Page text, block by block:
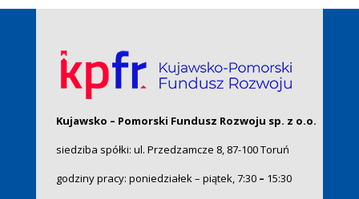
Kujawsko – Pomorski Fundusz Rozwoju sp. z o.o.
siedziba spółki: ul. Przedzamcze 8, 87-100 Toruń
godziny pracy: poniedziałek – piątek, 7:30– 15:30